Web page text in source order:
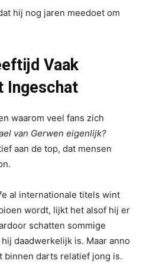
hij nog jaren meedoet om
Vaak
Ingeschat
waarom veel fans zich
van Gerwen eigenlijk?
aan de top, dat mensen
al internationale titels wint
wordt, lijkt het alsof hij er
schatten sommige
daadwerkelijk is. Maar anno
binnen darts relatief jong is.